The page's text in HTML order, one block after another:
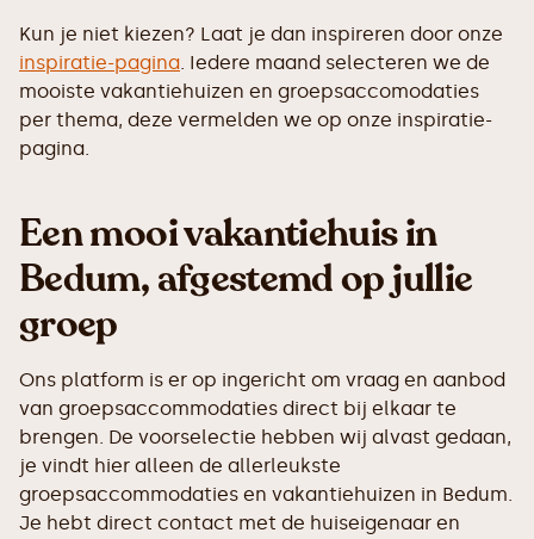
Kun je niet kiezen? Laat je dan inspireren door onze
inspiratie-pagina. Iedere maand selecteren we de
mooiste vakantiehuizen en groepsaccomodaties
per thema, deze vermelden we op onze inspiratie-
pagina.
Een mooi vakantiehuis in
Bedum, afgestemd op jullie
groep
Ons platform is er op ingericht om vraag en aanbod
van groepsaccommodaties direct bij elkaar te
brengen. De voorselectie hebben wij alvast gedaan,
je vindt hier alleen de allerleukste
groepsaccommodaties en vakantiehuizen in Bedum.
Je hebt direct contact met de huiseigenaar en